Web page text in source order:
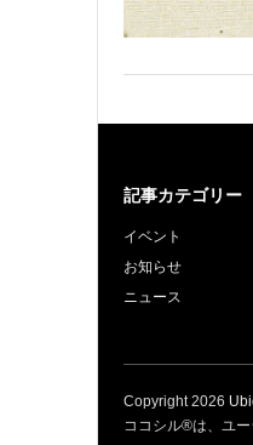
記事カテゴリー
イベント
お知らせ
ニュース
Copyright2026
ココシル®は、ユー